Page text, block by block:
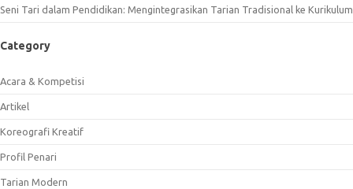
Seni Tari dalam Pendidikan: Mengintegrasikan Tarian Tradisional ke Kurikulum
Category
Acara & Kompetisi
Artikel
Koreografi Kreatif
Profil Penari
Tarian Modern